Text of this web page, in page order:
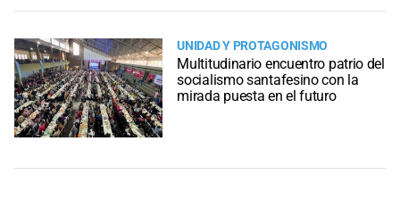
UNIDAD Y PROTAGONISMO
Multitudinario encuentro patrio del
socialismo santafesino con la
mirada puesta en el futuro